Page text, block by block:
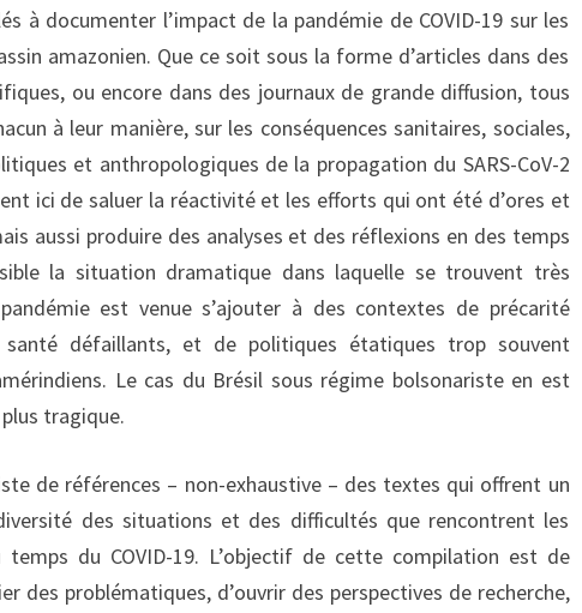
à documenter l’impact de la pandémie de COVID-19 sur les
amazonien. Que ce soit sous la forme d’articles dans des
ou encore dans des journaux de grande diffusion, tous
à leur manière, sur les conséquences sanitaires, sociales,
et anthropologiques de la propagation du SARS-CoV-2
ici de saluer la réactivité et les efforts qui ont été d’ores et
aussi produire des analyses et des réflexions en des temps
la situation dramatique dans laquelle se trouvent très
est venue s’ajouter à des contextes de précarité
défaillants, et de politiques étatiques trop souvent
Le cas du Brésil sous régime bolsonariste en est
tragique.
de références – non-exhaustive – des textes qui offrent un
des situations et des difficultés que rencontrent les
temps du COVID-19. L’objectif de cette compilation est de
des problématiques, d’ouvrir des perspectives de recherche,